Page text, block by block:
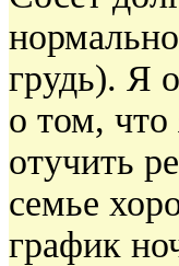
грудь). Я
о том, что
отучить
семье
график